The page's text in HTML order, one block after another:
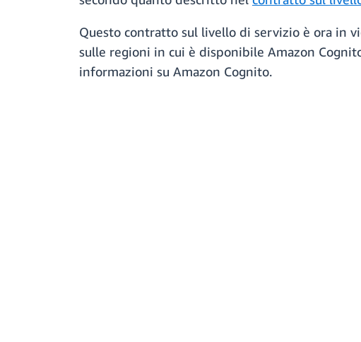
Questo contratto sul livello di servizio è ora in
sulle regioni in cui è disponibile Amazon
informazioni su Amazon Cognito.